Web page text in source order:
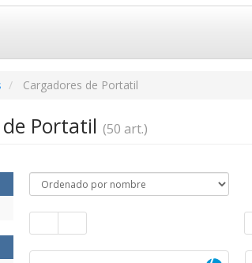
Cargadores de Portatil
Portatil (50 art.)